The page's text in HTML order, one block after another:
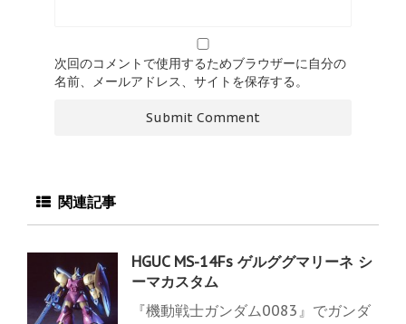
次回のコメントで使用するためブラウザーに自分の
名前、メールアドレス、サイトを保存する。
関連記事
HGUC MS-14Fs ゲルググマリーネ シ
ーマカスタム
『機動戦士ガンダム0083』でガンダ